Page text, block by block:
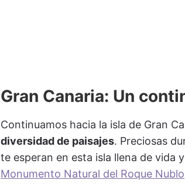
Gran Canaria: Un
Continuamos hacia la isla de Gran
diversidad de paisajes. Preciosas
te esperan en esta isla llena de vida
Monumento Natural del Roque Nublo